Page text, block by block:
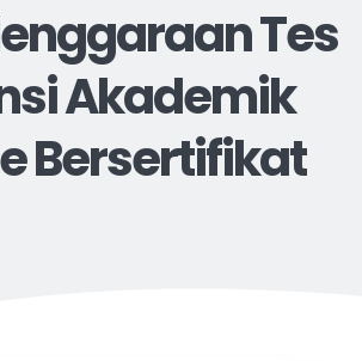
Tes
Akademik
Bersertifikat